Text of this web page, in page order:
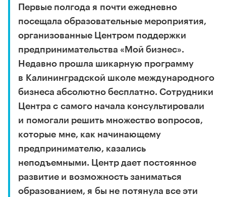
Первые полгода я почти ежедневно
посещала образовательные мероприятия,
организованные Центром поддержки
предпринимательства «Мой бизнес».
Недавно прошла шикарную программу
в Калининградской школе международного
бизнеса абсолютно бесплатно. Сотрудники
Центра с самого начала консультировали
и помогали решить множество вопросов,
которые мне, как начинающему
предпринимателю, казались
неподъемными. Центр дает постоянное
развитие и возможность заниматься
образованием, я бы не потянула все эти